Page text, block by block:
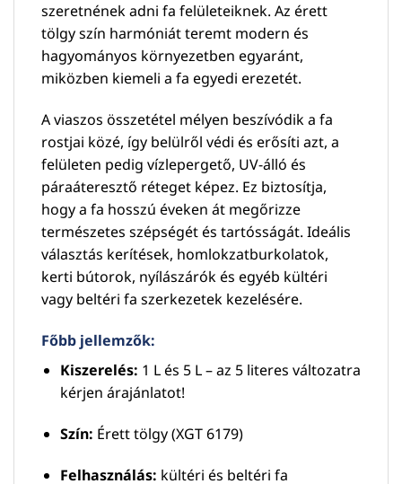
szeretnének adni fa felületeiknek. Az érett
tölgy szín harmóniát teremt modern és
hagyományos környezetben egyaránt,
miközben kiemeli a fa egyedi erezetét.
A viaszos összetétel mélyen beszívódik a fa
rostjai közé, így belülről védi és erősíti azt, a
felületen pedig vízlepergető, UV-álló és
páraáteresztő réteget képez. Ez biztosítja,
hogy a fa hosszú éveken át megőrizze
természetes szépségét és tartósságát. Ideális
választás kerítések, homlokzatburkolatok,
kerti bútorok, nyílászárók és egyéb kültéri
vagy beltéri fa szerkezetek kezelésére.
Főbb jellemzők:
Kiszerelés: 1 L és 5 L – az 5 literes változatra
kérjen árajánlatot!
Szín: Érett tölgy (XGT 6179)
Felhasználás: kültéri és beltéri fa